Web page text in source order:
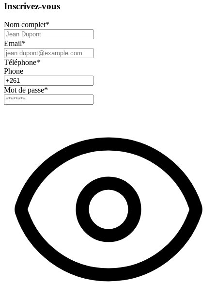
Inscrivez-vous
Nom complet*
Email*
Téléphone*
Phone
Mot de passe*